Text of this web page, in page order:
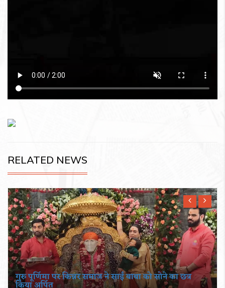
RELATED NEWS
गुरु पूर्णिमा पर किन्नर समाज ने साईं बाबा को सोने का छत्र